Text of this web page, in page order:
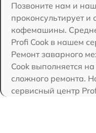
Позвоните нам и
проконсультирует и
кофемашины.
Profi Cook в нашем
Ремонт заварного
Cook выполняется
сложного ремонта.
сервисный центр